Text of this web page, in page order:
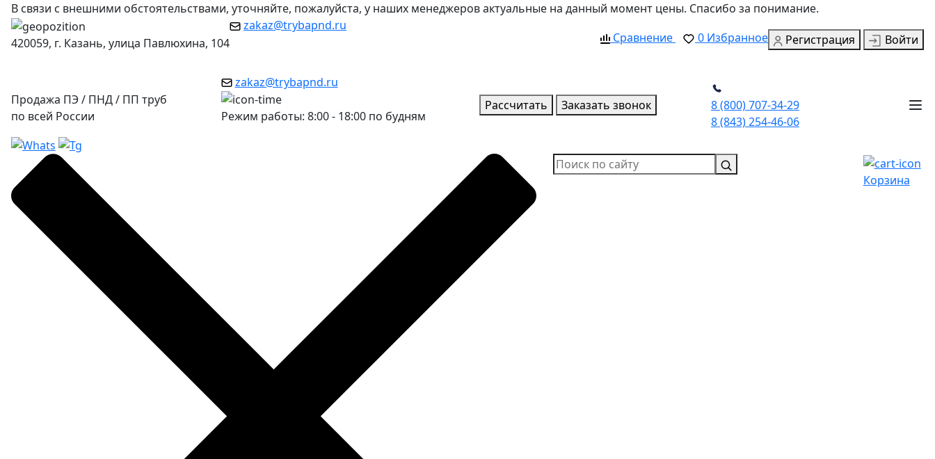
В связи с внешними обстоятельствами, уточняйте, пожалуйста, у наших менеджеров актуальные на данный момент цены. Спасибо за понимание.
420059, г. Казань, улица Павлюхина, 104
zakaz@trybapnd.ru
Сравнение
0 Избранное Регистрация Войти
Продажа ПЭ / ПНД / ПП труб
по всей России
zakaz@trybapnd.ru
Режим работы: 8:00 - 18:00 по будням
Рассчитать Заказать звонок
8 (800) 707-34-29
8 (843) 254-46-06
Корзина